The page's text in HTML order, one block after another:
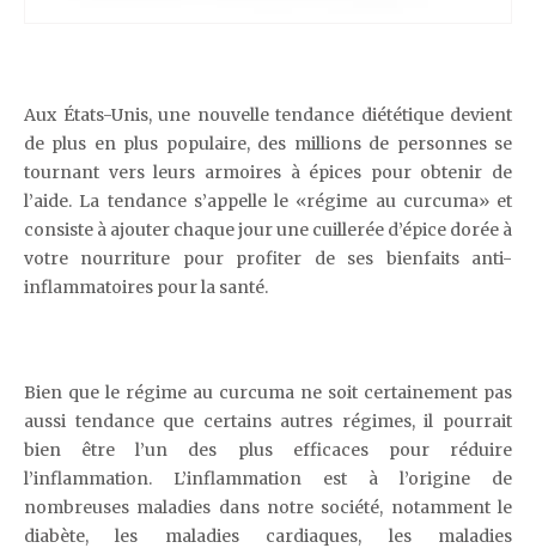
Aux États-Unis, une nouvelle tendance diététique devient
de plus en plus populaire, des millions de personnes se
tournant vers leurs armoires à épices pour obtenir de
l’aide. La tendance s’appelle le «régime au curcuma» et
consiste à ajouter chaque jour une cuillerée d’épice dorée à
votre nourriture pour profiter de ses bienfaits anti-
inflammatoires pour la santé.
Bien que le régime au curcuma ne soit certainement pas
aussi tendance que certains autres régimes, il pourrait
bien être l’un des plus efficaces pour réduire
l’inflammation. L’inflammation est à l’origine de
nombreuses maladies dans notre société, notamment le
diabète, les maladies cardiaques, les maladies